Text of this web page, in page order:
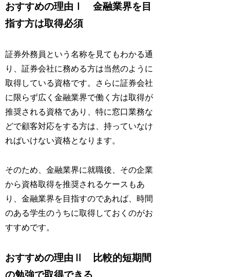
おすすめの理由Ⅰ 金融業界を目
指す方は取得必須
証券外務員という名称を見てもわかる通
り、証券会社に務める方は当然のように
取得している資格です。さらに証券会社
に限らず広く金融業界で働く方は取得が
推奨される資格であり、特に窓口業務な
どで顧客対応をする方は、持っていなけ
ればいけない資格となります。
そのため、金融業界に就職後、その企業
から資格取得を推奨されるケースもあ
り、金融業界を目指すのであれば、時間
のある学生のうちに取得しておくのがお
すすめです。
おすすめの理由Ⅱ 比較的短期間